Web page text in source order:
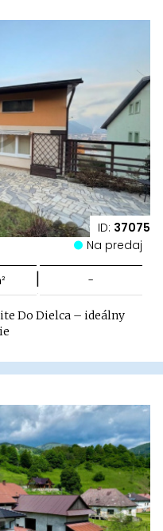
ID: 37075
Na predaj
| -
Do Dielca – ideálny